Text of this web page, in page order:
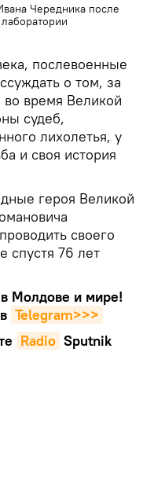
Чередника после
послевоенные
о том, за
во время Великой
судеб,
лихолетья, у
и своя история
героя Великой
своего
спустя 76 лет
в Молдове и мире!
Telegram>>>
Radio Sputnik